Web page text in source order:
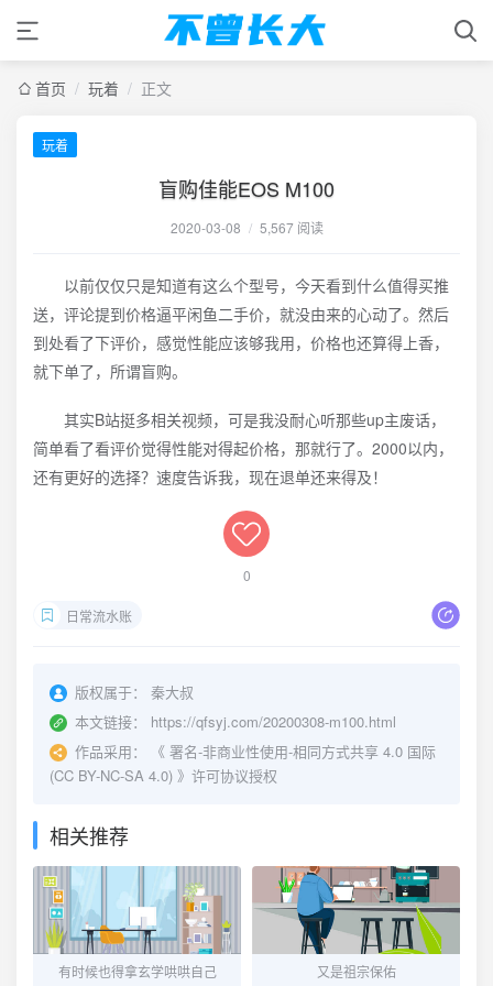
首页 / 玩着 / 正文
玩着
盲购佳能EOS M100
2020-03-08 / 5,567 阅读
以前仅仅只是知道有这么个型号，今天看到什么值得买推
送，评论提到价格逼平闲鱼二手价，就没由来的心动了。然后
到处看了下评价，感觉性能应该够我用，价格也还算得上香，
就下单了，所谓盲购。
其实B站挺多相关视频，可是我没耐心听那些up主废话，
简单看了看评价觉得性能对得起价格，那就行了。2000以内，
还有更好的选择？速度告诉我，现在退单还来得及！
0
日常流水账
版权属于：
秦大叔
本文链接：
https://qfsyj.com/20200308-m100.html
作品采用：
《 署名-非商业性使用-相同方式共享 4.0 国际
(CC BY-NC-SA 4.0) 》许可协议授权
相关推荐
有时候也得拿玄学哄哄自己 又是祖宗保佑